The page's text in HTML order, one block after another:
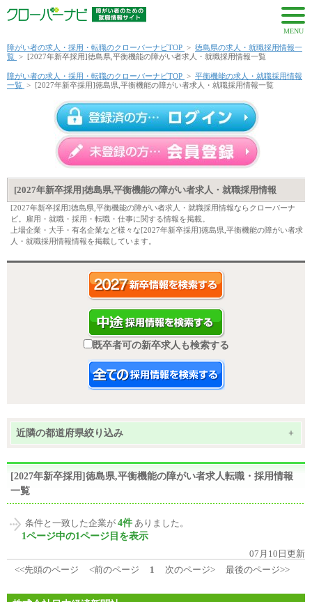
MENU
障がい者の求人・採用・転職のクローバーナビTOP > 徳島県の求人・就職採用情報一
覧 > [2027年新卒採用]徳島県,平衡機能の障がい者求人・就職採用情報一覧
障がい者の求人・採用・転職のクローバーナビTOP > 平衡機能の求人・就職採用情報
一覧 > [2027年新卒採用]徳島県,平衡機能の障がい者求人・就職採用情報一覧
[2027年新卒採用]徳島県,平衡機能の障がい者求人・就職採用情報
[2027年新卒採用]徳島県,平衡機能の障がい者求人・就職採用情報ならクローバーナ
ビ。雇用・就職・採用・転職・仕事に関する情報を掲載。
上場企業・大手・有名企業など様々な[2027年新卒採用]徳島県,平衡機能の障がい者求
人・就職採用情報情報を掲載しています。
既卒者可の新卒求人も検索する
近隣の都道府県絞り込み +
[2027年新卒採用]徳島県,平衡機能の障がい者求人転職・採用情報
一覧
条件と一致した企業が 4件 ありました。
1ページ中の1ページ目を表示
07月10日更新
<<先頭のページ
<前のページ 1 次のページ> 最後のページ>>